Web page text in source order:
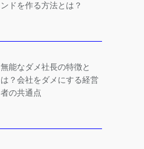
ンドを作る方法とは？
無能なダメ社長の特徴と
は？会社をダメにする経営
者の共通点